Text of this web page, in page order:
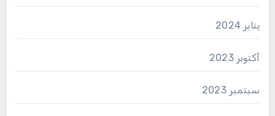
يناير 2024
أكتوبر 2023
سبتمبر 2023